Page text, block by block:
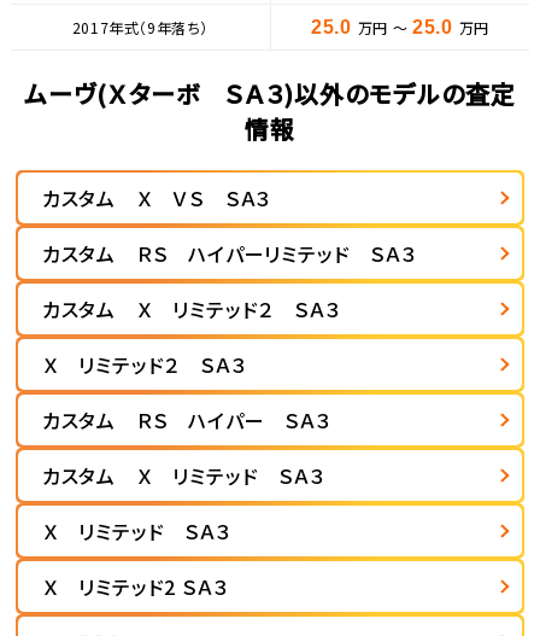
2017年式（9年落ち） 25.0 万円 ～ 25.0 万円
ムーヴ(Ｘターボ ＳＡ３)以外のモデルの査定
情報
カスタム Ｘ ＶＳ ＳＡ３
カスタム ＲＳ ハイパーリミテッド ＳＡ３
カスタム Ｘ リミテッド２ ＳＡ３
Ｘ リミテッド２ ＳＡ３
カスタム ＲＳ ハイパー ＳＡ３
カスタム Ｘ リミテッド ＳＡ３
Ｘ リミテッド ＳＡ３
Ｘ リミテッド2 ＳＡ３